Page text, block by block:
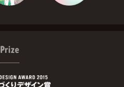
Prize